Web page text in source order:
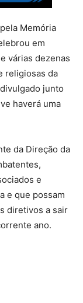
Memória
em
várias dezenas
religiosas da
junto
haverá uma
da Direção da
e
e que possam
diretivos a sair
ano.